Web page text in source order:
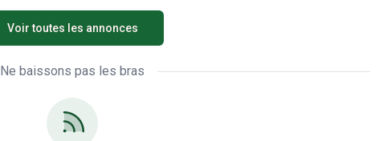
Voir toutes les annonces
Ne baissons pas les bras